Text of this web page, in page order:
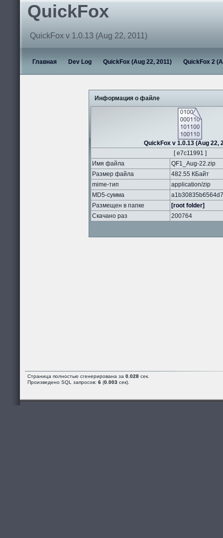
QuickFox
QuickFox v 1.0.13 (Aug 22, 2011)
Главная Dev Log QuickFox (Aug 22, 2011) QuickFox 2
Информация о файле
QuickFox v 1.0.13 (Aug 22,
[ e7c11991 ]
Имя файла
QF1_Aug-22.zip
Размер файла
482.55 КБайт
mime-тип
application/zip
MD5-сумма
Размещен в папке
[root folder]
Скачано раз
200764
Страница полностью сгенерирована за 0.028 сек.
Произведено SQL запросов: 6 (0.003 сек).